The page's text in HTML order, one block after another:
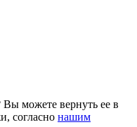
можете вернуть ее в
согласно нашим